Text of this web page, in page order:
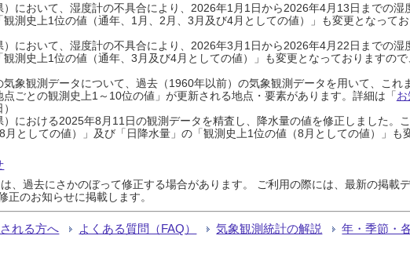
において、湿度計の不具合により、2026年1月1日から2026年4月13日までの湿
測史上1位の値（通年、1月、2月、3月及び4月としての値）」も変更となってお
において、湿度計の不具合により、2026年3月1日から2026年4月22日までの湿
測史上1位の値（通年、3月及び4月としての値）」も変更となっておりますの
象観測データについて、過去（1960年以前）の気象観測データを用いて、これ
ごとの観測史上1～10位の値」が更新される地点・要素があります。詳細は「お
における2025年8月11日の観測データを精査し、降水量の値を修正しました。
月としての値）」及び「日降水量」の「観測史上1位の値（8月としての値）」
、過去にさかのぼって修正する場合があります。 ご利用の際には、最新の掲載
正のお知らせに掲載します。
れる方へ よくある質問（FAQ） 気象観測統計の解説 年・季節・